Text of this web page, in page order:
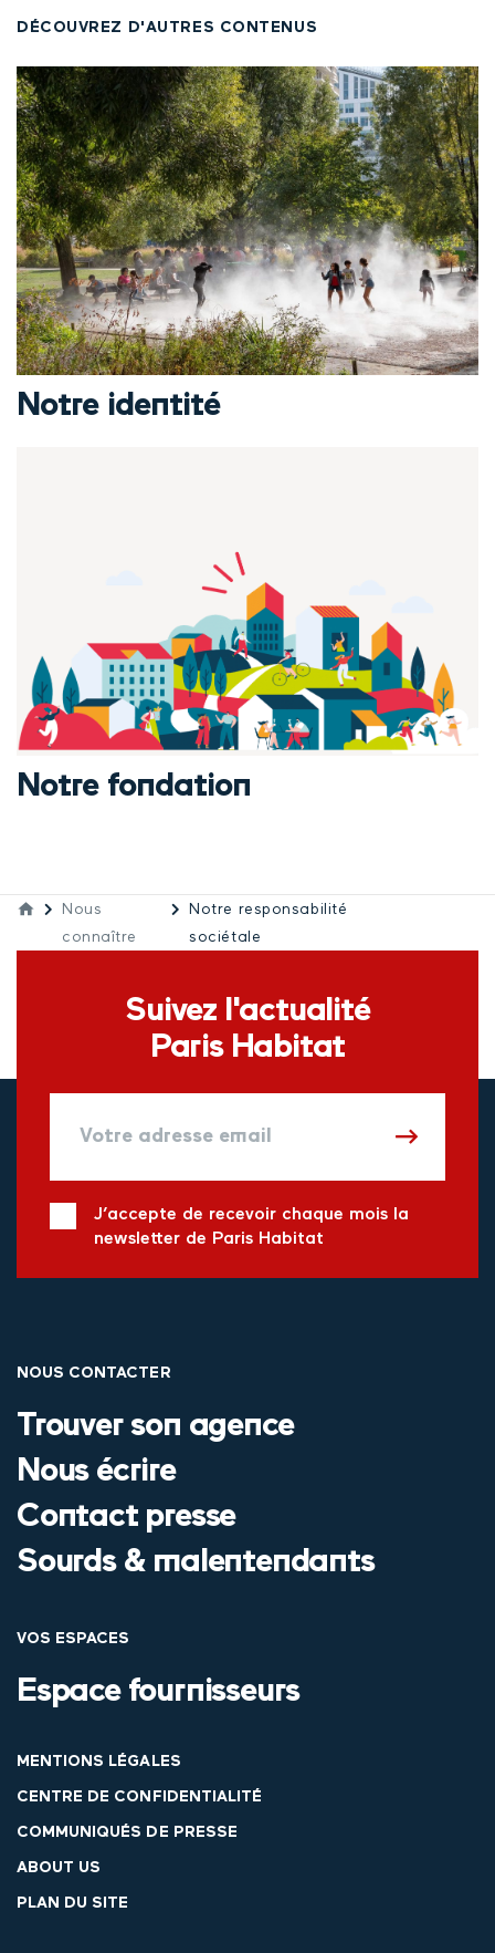
DÉCOUVREZ D'AUTRES CONTENUS
Notre identité
Notre fondation
Nous
connaître
Notre responsabilité
sociétale
Suivez l'actualité
Paris Habitat
J’accepte de recevoir chaque mois la
newsletter de Paris Habitat
NOUS CONTACTER
Trouver son agence
Nous écrire
Contact presse
Sourds & malentendants
VOS ESPACES
Espace fournisseurs
MENTIONS LÉGALES
CENTRE DE CONFIDENTIALITÉ
COMMUNIQUÉS DE PRESSE
ABOUT US
PLAN DU SITE